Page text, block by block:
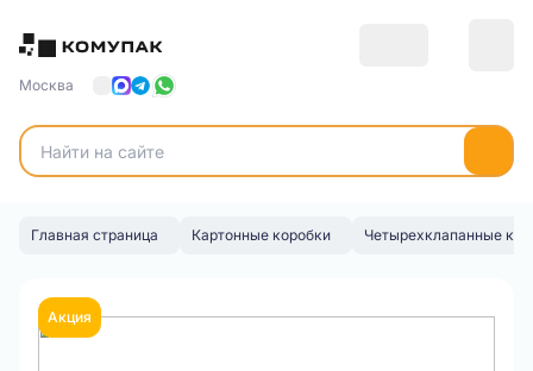
Москва
Главная страница Картонные коробки Четырехклапанные
Акция